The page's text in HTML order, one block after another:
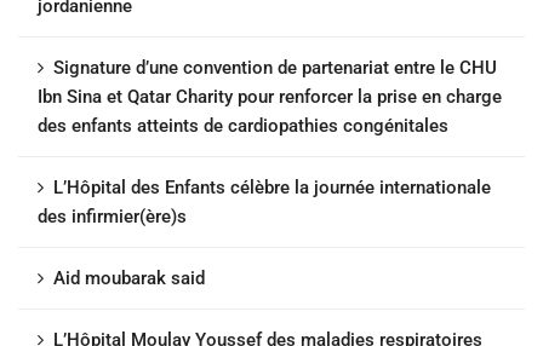
jordanienne
Signature d’une convention de partenariat entre le CHU
Ibn Sina et Qatar Charity pour renforcer la prise en charge
des enfants atteints de cardiopathies congénitales
L’Hôpital des Enfants célèbre la journée internationale
des infirmier(ère)s
Aid moubarak said
L’Hôpital Moulay Youssef des maladies respiratoires